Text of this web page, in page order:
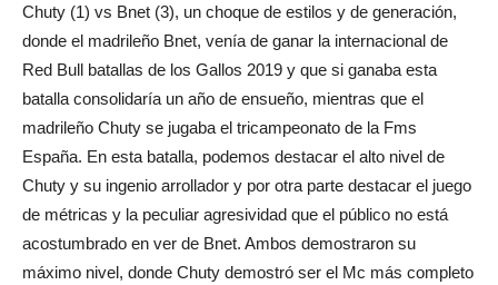
Chuty (1) vs Bnet (3), un choque de estilos y de generación,
donde el madrileño Bnet, venía de ganar la internacional de
Red Bull batallas de los Gallos 2019 y que si ganaba esta
batalla consolidaría un año de ensueño, mientras que el
madrileño Chuty se jugaba el tricampeonato de la Fms
España. En esta batalla, podemos destacar el alto nivel de
Chuty y su ingenio arrollador y por otra parte destacar el juego
de métricas y la peculiar agresividad que el público no está
acostumbrado en ver de Bnet. Ambos demostraron su
máximo nivel, donde Chuty demostró ser el Mc más completo